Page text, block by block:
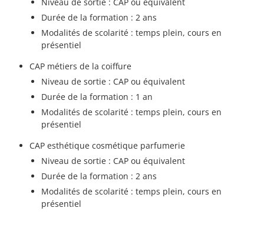
Durée de la formation : 2 ans
Modalités de scolarité : temps plein, cours en
présentiel
CAP métiers de la coiffure
Niveau de sortie : CAP ou équivalent
Durée de la formation : 1 an
Modalités de scolarité : temps plein, cours en
présentiel
CAP esthétique cosmétique parfumerie
Niveau de sortie : CAP ou équivalent
Durée de la formation : 2 ans
Modalités de scolarité : temps plein, cours en
présentiel